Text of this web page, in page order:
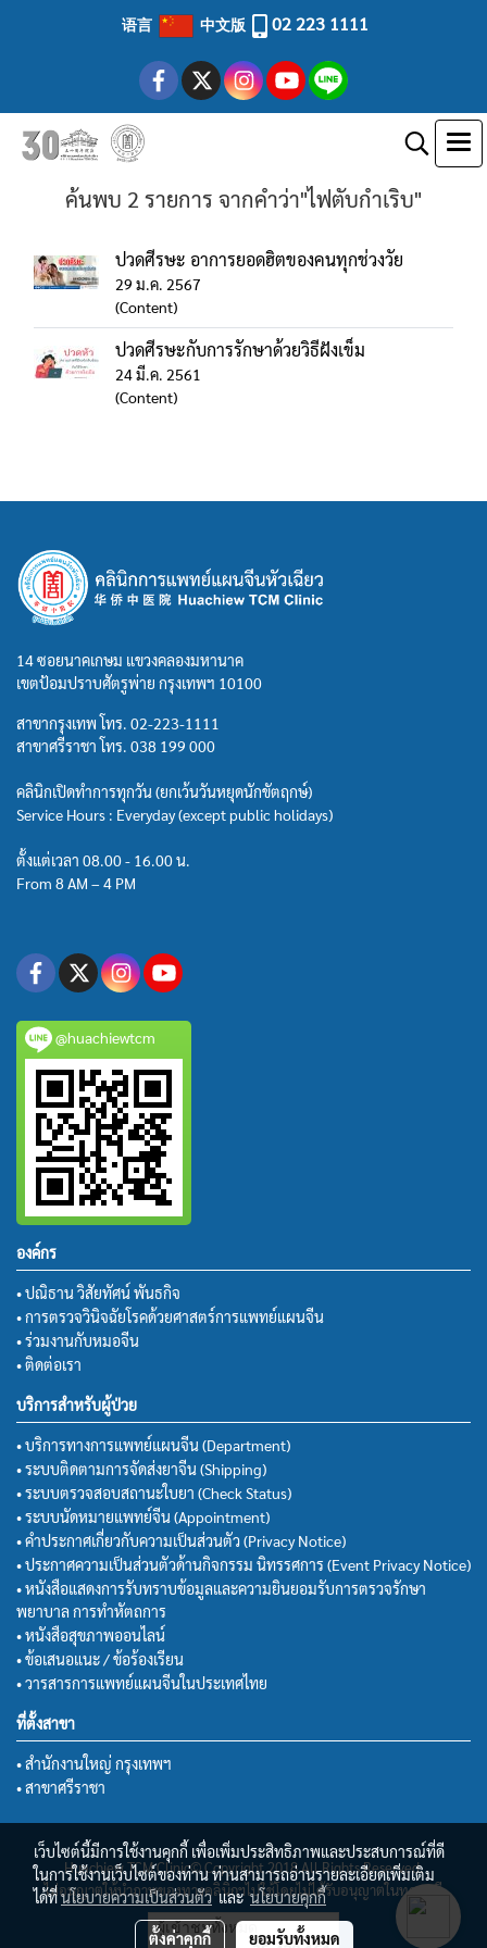
语言 中文版 02 223 1111
ค้นพบ 2 รายการ จากคำว่า"ไฟตับกำเริบ"
ปวดศีรษะ อาการยอดฮิตของคนทุกช่วงวัย
29 ม.ค. 2567
(Content)
ปวดศีรษะกับการรักษาด้วยวิธีฝังเข็ม
24 มี.ค. 2561
(Content)
14 ซอยนาคเกษม แขวงคลองมหานาค
เขตป้อมปราบศัตรูพ่าย กรุงเทพฯ 10100
สาขากรุงเทพ โทร. 02-223-1111
สาขาศรีราชา โทร. 038 199 000
คลินิกเปิดทำการทุกวัน (ยกเว้นวันหยุดนักขัตฤกษ์)
Service Hours : Everyday (except public holidays)
ตั้งแต่เวลา 08.00 - 16.00 น.
From 8 AM – 4 PM
@huachiewtcm
องค์กร
• ปณิธาน วิสัยทัศน์ พันธกิจ
• การตรวจวินิจฉัยโรคด้วยศาสตร์การแพทย์แผนจีน
• ร่วมงานกับหมอจีน
• ติดต่อเรา
บริการสำหรับผู้ป่วย
• บริการทางการแพทย์แผนจีน (Department)
• ระบบติดตามการจัดส่งยาจีน (Shipping)
• ระบบตรวจสอบสถานะใบยา (Check Status)
• ระบบนัดหมายแพทย์จีน (Appointment)
• คำประกาศเกี่ยวกับความเป็นส่วนตัว (Privacy Notice)
• ประกาศความเป็นส่วนตัวด้านกิจกรรม นิทรรศการ (Event Privacy Notice)
• หนังสือแสดงการรับทราบข้อมูลและความยินยอมรับการตรวจรักษา
พยาบาล การทำหัตถการ
• หนังสือสุขภาพออนไลน์
• ข้อเสนอแนะ / ข้อร้องเรียน
• วารสารการแพทย์แผนจีนในประเทศไทย
ที่ตั้งสาขา
• สำนักงานใหญ่ กรุงเทพฯ
• สาขาศรีราชา
Huachiew TCM Clinic© Copyright 2018 All Rights Reserved.
ไม่อนุญาตให้นำภาพของทางคลินิกฯไปใช้โดยไม่ได้รับอนุญาตในทุกกรณี
ผู้เข้าชมทั้งหมด
เว็บไซต์นี้มีการใช้งานคุกกี้ เพื่อเพิ่มประสิทธิภาพและประสบการณ์ที่ดี
ในการใช้งานเว็บไซต์ของท่าน ท่านสามารถอ่านรายละเอียดเพิ่มเติม
ได้ที่นโยบายความเป็นส่วนตัวและนโยบายคุกกี้
ตั้งค่าคุกกี้ ยอมรับทั้งหมด